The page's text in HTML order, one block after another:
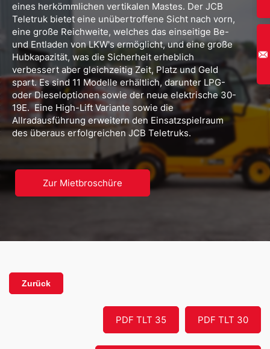
eines herkömmlichen vertikalen Mastes. Der JCB
Teletruk bietet eine unübertroffene Sicht nach vorn,
eine große Reichweite, welches das einseitige Be-
und Entladen von LKW's ermöglicht, und eine große
Hubkapazität, was die Sicherheit erheblich
verbessert aber gleichzeitig Zeit, Platz und Geld
spart. Es sind 11 Modelle erhältlich, darunter LPG-
oder Dieseloptionen sowie der neue elektrische 30-
19E. Eine High-Lift Variante sowie die
Allradausführung erweitern den Einsatzspielraum
des überaus erfolgreichen JCB Teletruks.
Zur Mietbroschüre
Zurück
PDF TLT 30
PDF TLT 35